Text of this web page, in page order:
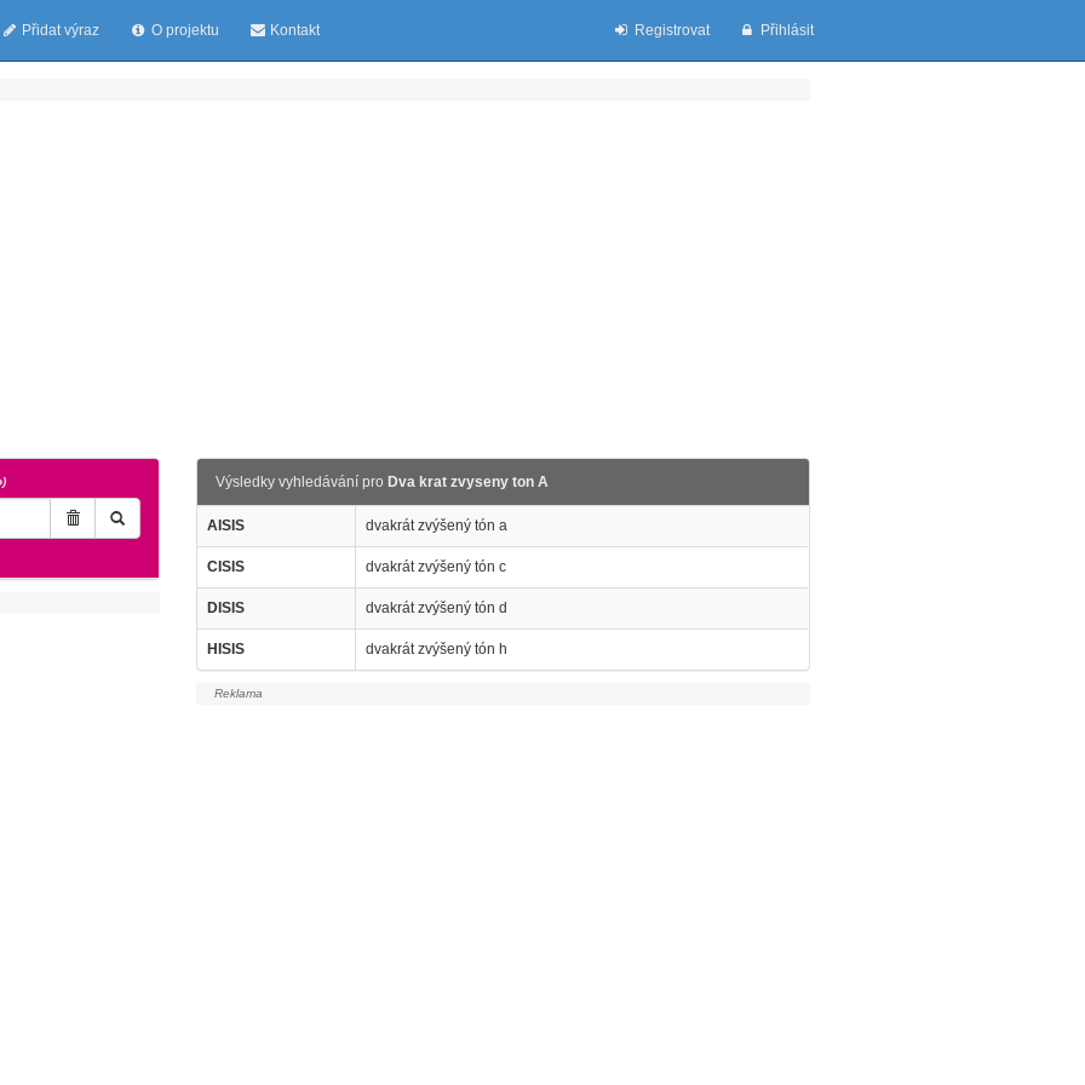
Přidat výraz O projektu Kontakt Registrovat Přihlásit
Výsledky vyhledávání pro Dva krat zvyseny ton A
AISIS dvakrát zvýšený tón a
CISIS dvakrát zvýšený tón c
DISIS dvakrát zvýšený tón d
HISIS dvakrát zvýšený tón h